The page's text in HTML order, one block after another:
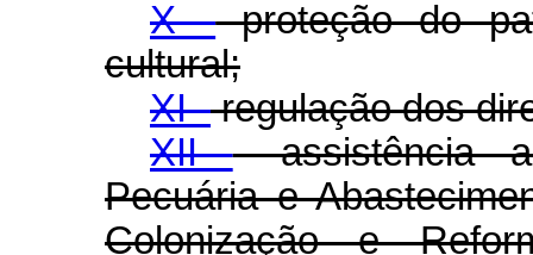
X -proteção do
cultural;
XI -regulação dos
XII- assistência
Pecuária e
Colonização e